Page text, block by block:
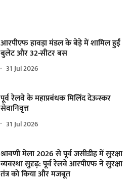
आरपीएफ हावड़ा मंडल के बेड़े में शामिल हुईं
बुलेट और 32-सीटर बस
31 Jul 2026
पूर्व रेलवे के महाप्रबंधक मिलिंद देऊस्कर
सेवानिवृत्त
31 Jul 2026
श्रावणी मेला 2026 से पूर्व जसीडीह में सुरक्षा
व्यवस्था सुदृढ़: पूर्व रेलवे आरपीएफ ने सुरक्षा
तंत्र को किया और मजबूत